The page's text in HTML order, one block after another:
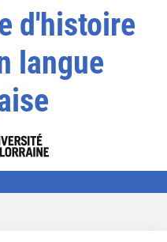
d'histoire
langue